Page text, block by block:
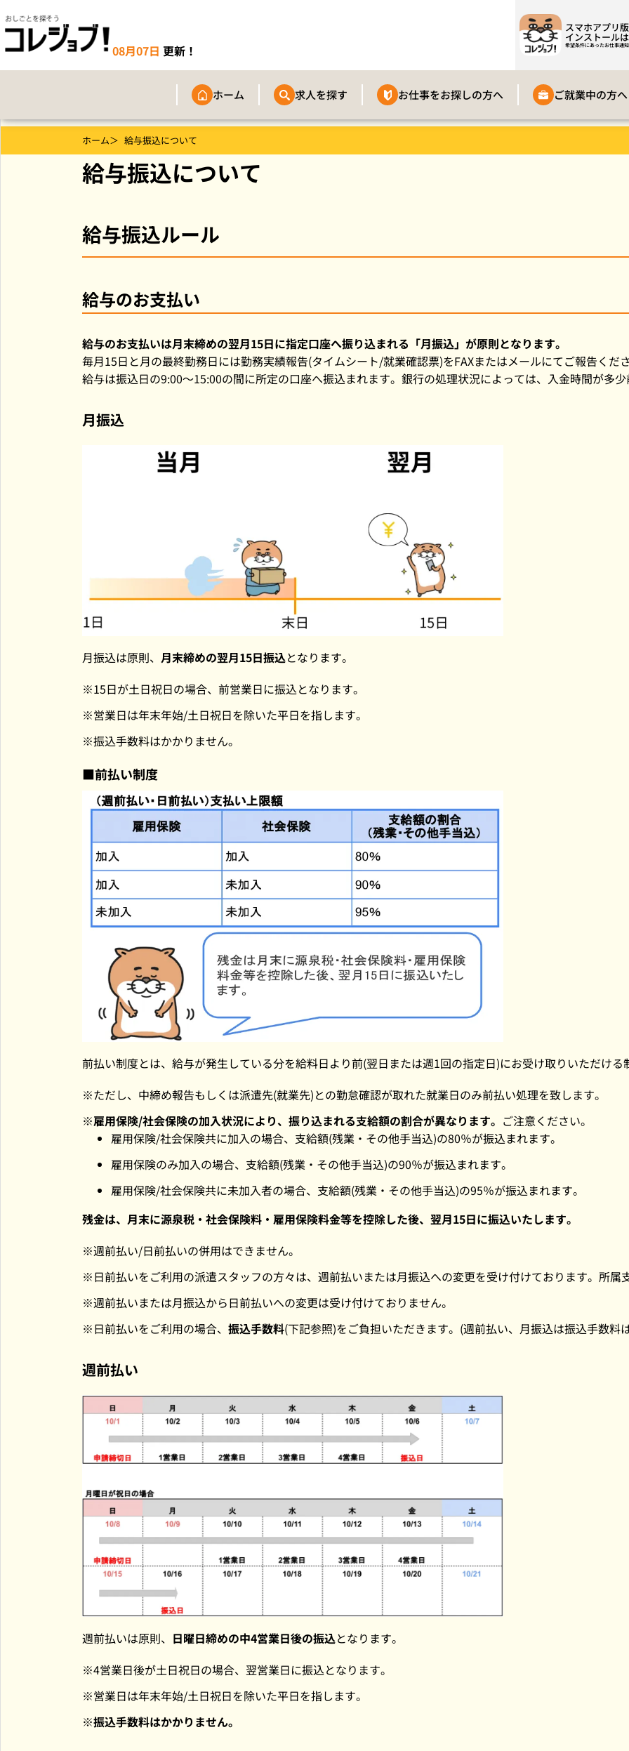
08月07日 更新！
スマホアプリ版
インストール
希望条件にあったお仕事通
ホーム 求人を探す お仕事をお探しの方へ ご就業中の方へ
ホーム 給与振込について
給与振込について
給与振込ルール
給与のお支払い
給与のお支払いは月末締めの翌月15日に指定口座へ振り込まれる「月振込」が原則となります。
毎月15日と月の最終勤務日には勤務実績報告(タイムシート/就業確認票)をFAXまたはメールにてご報告くださ
給与は振込日の9:00～15:00の間に所定の口座へ振込まれます。銀行の処理状況によっては、入金時間が多少
月振込
月振込は原則、 月末締めの翌月15日振込となります。
15日が土日祝日の場合、前営業日に振込となります。
営業日は年末年始/土日祝日を除いた平日を指します。
振込手数料はかかりません。
■前払い制度
前払い制度とは、給与が発生している分を給料日より前(翌日または週1回の指定日)にお受け取りいただける
ただし、中締め報告もしくは派遣先(就業先)との勤怠確認が取れた就業日のみ前払い処理を致します。
雇用保険/社会保険の加入状況により、振り込まれる支給額の割合が異なります。 ご注意ください。
雇用保険/社会保険共に加入の場合、支給額(残業・その他手当込)の80％が振込まれます。
雇用保険のみ加入の場合、支給額(残業・その他手当込)の90％が振込まれます。
雇用保険/社会保険共に未加入者の場合、支給額(残業・その他手当込)の95％が振込まれます。
残金は、月末に源泉税・社会保険料・雇用保険料金等を控除した後、翌月15日に振込いたします。
週前払い/日前払いの併用はできません。
日前払いをご利用の派遣スタッフの方々は、週前払いまたは月振込への変更を受け付けております。所属
週前払いまたは月振込から日前払いへの変更は受け付けておりません。
日前払いをご利用の場合、 振込手数料(下記参照)をご負担いただきます。(週前払い、月振込は振込手数料
週前払い
週前払いは原則、 日曜日締めの中4営業日後の振込となります。
4営業日後が土日祝日の場合、翌営業日に振込となります。
営業日は年末年始/土日祝日を除いた平日を指します。
振込手数料はかかりません。